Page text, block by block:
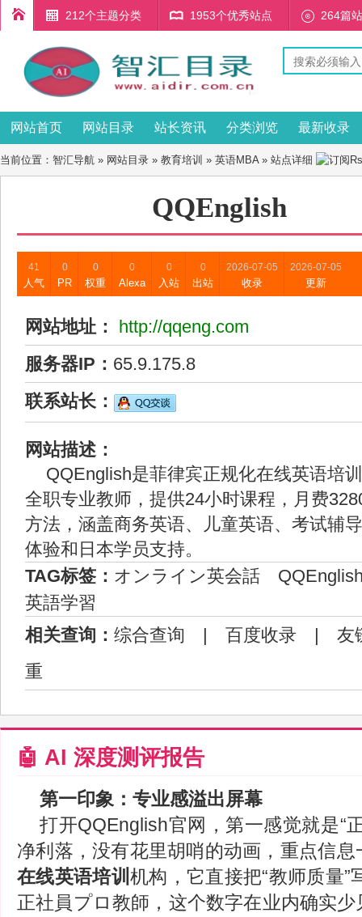
212个主题分类 1953个优秀站点 264篇
网站首页 网站目录 站长资讯 分类浏览 最新收录
当前位置： 智汇导航 » 网站目录 » 教育培训 » 英语MBA» 站点详细
QQEnglish
41
人气
0
PR
0
权重
0
Alexa
0
入站
0
出站
2026-07-05
收录
2026-07-05
更新
网站地址：
http://qqeng.com
服务器IP： 65.9.175.8
联系站长：
网站描述：
QQEnglish是菲律宾正规化在线英语培
全职专业教师，提供24小时课程，月费
方法，涵盖商务英语、儿童英语、考试辅
体验和日本学员支持。
TAG标签： オンライン英会話
英語学習
相关查询： 综合查询 | 百度收录 | 友
重
🤖 AI 深度测评报告
第一印象：专业感溢出屏幕
打开QQEnglish官网，第一感觉就是“
净利落，没有花里胡哨的动画，重点信
在线英语培训 机构，它直接把“教师质量
正社員プロ教師，这个数字在业内确实